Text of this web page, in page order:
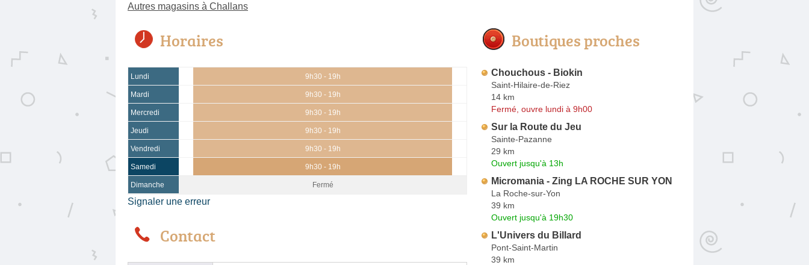
Autres magasins à Challans
Horaires
Lundi 9h30 - 19h
Mardi 9h30 - 19h
Mercredi 9h30 - 19h
Jeudi 9h30 - 19h
Vendredi 9h30 - 19h
Samedi 9h30 - 19h
Dimanche Fermé
Signaler une erreur
Contact
Boutiques proches
Chouchous - Biokin
Saint-Hilaire-de-Riez
14 km
Fermé, ouvre lundi à 9h00
Sur la Route du Jeu
Sainte-Pazanne
29 km
Ouvert jusqu'à 13h
Micromania - Zing LA ROCHE SUR YON
La Roche-sur-Yon
39 km
Ouvert jusqu'à 19h30
L'Univers du Billard
Pont-Saint-Martin
39 km